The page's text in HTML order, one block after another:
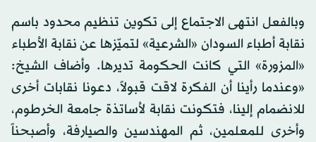
وبالفعل انتهى الاجتماع إلى تكوين تنظيم محدود باسم
نقابة أطباء السودان «الشرعية» لتميّزها عن نقابة الأطباء
«المزورة» التي كانت الحكومة تديرها. وأضاف الشيخ:
«وعندما رأينا أن الفكرة لاقت قبولاً، دعونا نقابات أخرى
للانضمام إلينا، فتكونت نقابة لأساتذة جامعة الخرطوم،
وأخرى للمعلمين، ثم المهندسين والصيارفة، وأصبحناً